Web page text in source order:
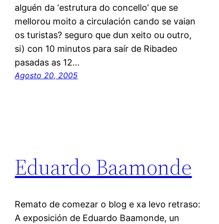
alguén da ‘estrutura do concello’ que se
mellorou moito a circulación cando se vaian
os turistas? seguro que dun xeito ou outro,
si) con 10 minutos para saír de Ribadeo
pasadas as 12…
Agosto 20, 2005
Eduardo Baamonde
Remato de comezar o blog e xa levo retraso:
A exposición de Eduardo Baamonde, un